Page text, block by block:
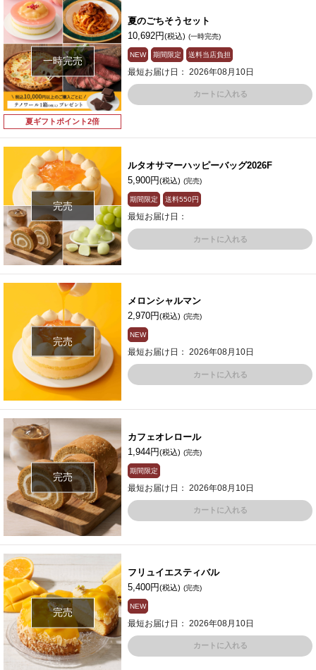
一時完売
夏ギフトポイント2倍
夏のごちそうセット
10,692円(税込) (一時完売)
NEW 期間限定 送料当店負担
最短お届け日： 2026年08月10日
カートに入れる
完売
ルタオサマーハッピーバッグ2026F
5,900円(税込) (完売)
期間限定 送料550円
最短お届け日：
カートに入れる
完売
メロンシャルマン
2,970円(税込) (完売)
NEW
最短お届け日： 2026年08月10日
カートに入れる
完売
カフェオレロール
1,944円(税込) (完売)
期間限定
最短お届け日： 2026年08月10日
カートに入れる
完売
フリュイエスティバル
5,400円(税込) (完売)
NEW
最短お届け日： 2026年08月10日
カートに入れる